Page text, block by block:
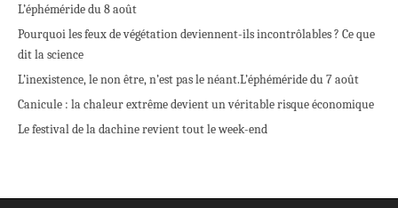
L’éphéméride du 8 août
Pourquoi les feux de végétation deviennent-ils incontrôlables ? Ce que
dit la science
L’inexistence, le non être, n’est pas le néant.L’éphéméride du 7 août
Canicule : la chaleur extrême devient un véritable risque économique
Le festival de la dachine revient tout le week-end